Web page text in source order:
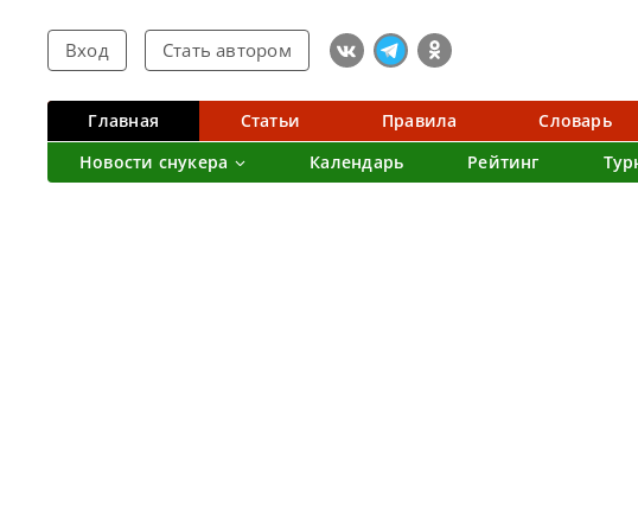
Вход Стать автором
Главная Статьи Правила Словарь
Новости снукера
Календарь Рейтинг